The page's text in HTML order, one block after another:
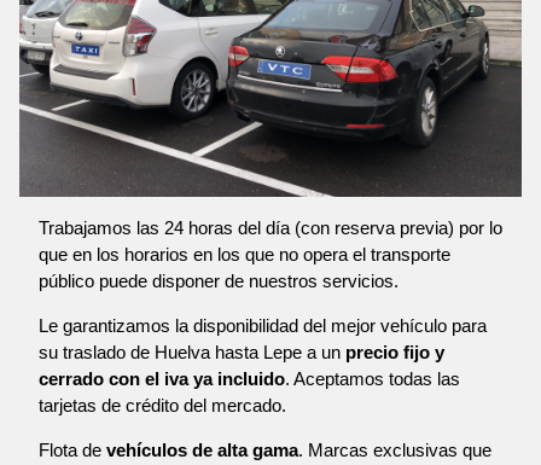
Trabajamos las 24 horas del día (con reserva previa) por lo
que en los horarios en los que no opera el transporte
público puede disponer de nuestros servicios.
Le garantizamos la disponibilidad del mejor vehículo para
su traslado de Huelva hasta Lepe a un precio fijo y
cerrado con el iva ya incluido. Aceptamos todas las
tarjetas de crédito del mercado.
Flota de vehículos de alta gama. Marcas exclusivas que